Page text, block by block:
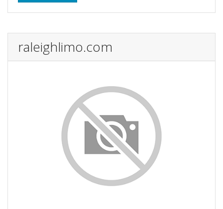
raleighlimo.com